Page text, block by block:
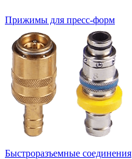
Прижимы для пресс-форм
Быстроразъемные соединения